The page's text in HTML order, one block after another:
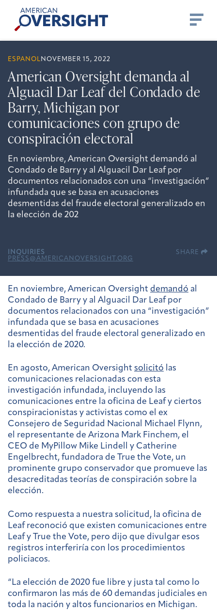
content
American
Oversight
ESPANOL NOVEMBER 15, 2022
American Oversight demanda al
Alguacil Dar Leaf del Condado de
Barry, Michigan por
comunicaciones con grupo de
conspiración electoral
En noviembre, American Oversight demandó al
Condado de Barry y al Alguacil Dar Leaf por
documentos relacionados con una “investigación”
infundada que se basa en acusaciones
desmentidas del fraude electoral generalizado en
la elección de 202
INQUIRIES
PRESS@AMERICANOVERSIGHT.ORG
SHARE
En noviembre, American Oversight demandó al
Condado de Barry y al Alguacil Dar Leaf por
documentos relacionados con una “investigación”
infundada que se basa en acusaciones
desmentidas del fraude electoral generalizado en
la elección de 2020.
En agosto, American Oversight solicitó las
comunicaciones relacionadas con esta
investigación infundada, incluyendo las
comunicaciones entre la oficina de Leaf y ciertos
conspiracionistas y activistas como el ex
Consejero de Seguridad Nacional Michael Flynn,
el representante de Arizona Mark Finchem, el
CEO de MyPillow Mike Lindell y Catherine
Engelbrecht, fundadora de True the Vote, un
prominente grupo conservador que promueve las
desacreditadas teorías de conspiración sobre la
elección.
Como respuesta a nuestra solicitud, la oficina de
Leaf reconoció que existen comunicaciones entre
Leaf y True the Vote, pero dijo que divulgar esos
registros interferiría con los procedimientos
policiacos.
“La elección de 2020 fue libre y justa tal como lo
confirmaron las más de 60 demandas judiciales en
toda la nación y altos funcionarios en Michigan.